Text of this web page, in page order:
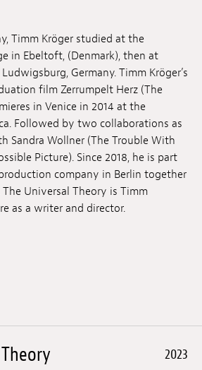
Timm Kröger studied at the
in Ebeltoft, (Denmark), then at
Germany. Timm Kröger’s
film Zerrumpelt Herz (The
in Venice in 2014 at the
Followed by two collaborations as
Sandra Wollner (The Trouble With
Picture). Since 2018, he is part
company in Berlin together
Universal Theory is Timm
as a writer and director.
2023